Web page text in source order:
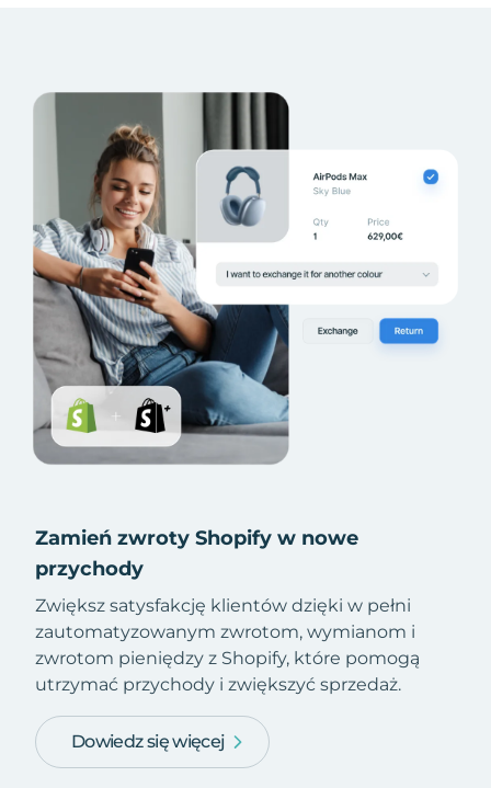
Zamień zwroty Shopify w nowe
przychody
Zwiększ satysfakcję klientów dzięki w pełni
zautomatyzowanym zwrotom, wymianom i
zwrotom pieniędzy z Shopify, które pomogą
utrzymać przychody i zwiększyć sprzedaż.
Dowiedz się więcej